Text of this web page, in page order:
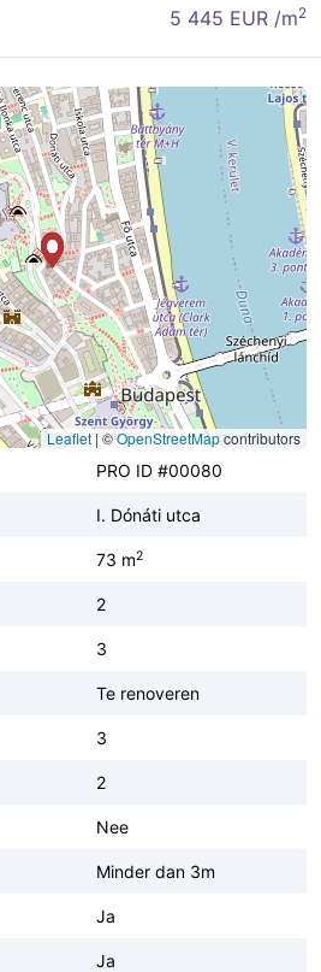
5 445 EUR /m2
Leaflet | ©OpenStreetMapcontributors
PRO ID #00080
I. Dónáti utca
73 m2
2
3
Te renoveren
3
2
Nee
Minder dan 3m
Ja
Ja